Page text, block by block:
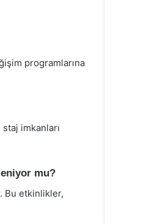
programlarına
imkanları
mu?
Bu etkinlikler,